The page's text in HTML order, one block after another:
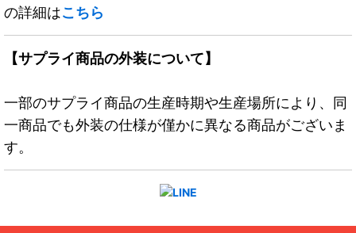
の詳細はこちら
【サプライ商品の外装について】
一部のサプライ商品の生産時期や生産場所により、同
一商品でも外装の仕様が僅かに異なる商品がございま
す。